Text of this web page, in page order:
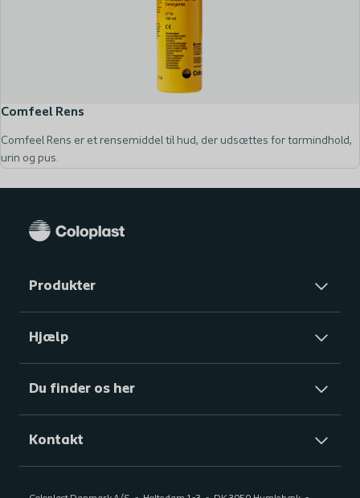
Comfeel Rens
Comfeel Rens er et rensemiddel til hud, der udsættes for tarmindhold,
urin og pus.
Produkter
Hjælp
Du finder os her
Kontakt